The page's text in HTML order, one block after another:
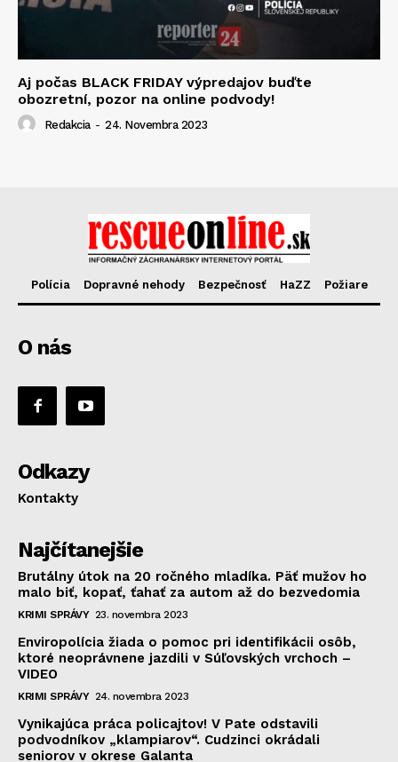
Aj počas BLACK FRIDAY výpredajov buďte
obozretní, pozor na online podvody!
Redakcia - 24. Novembra 2023
Polícia Dopravné nehody Bezpečnosť HaZZ Požiare
O nás
Odkazy
Kontakty
Najčítanejšie
Brutálny útok na 20 ročného mladíka. Päť mužov ho
malo biť, kopať, ťahať za autom až do bezvedomia
KRIMI SPRÁVY 23. novembra 2023
Enviropolícia žiada o pomoc pri identifikácii osôb,
ktoré neoprávnene jazdili v Súľovských vrchoch –
VIDEO
KRIMI SPRÁVY 24. novembra 2023
Vynikajúca práca policajtov! V Pate odstavili
podvodníkov „klampiarov“. Cudzinci okrádali
seniorov v okrese Galanta